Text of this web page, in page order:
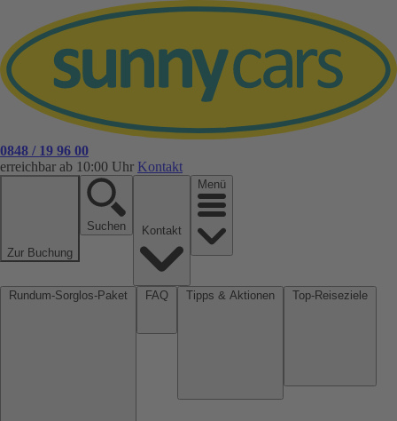
0848 / 19 96 00
erreichbar ab 10:00 Uhr Kontakt
Zur Buchung
Suchen
Menü